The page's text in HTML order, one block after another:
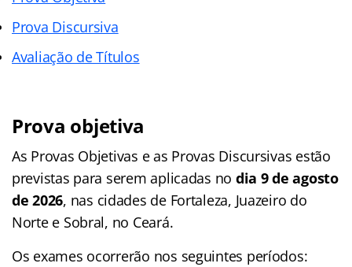
Prova Discursiva
Avaliação de Títulos
Prova objetiva
As Provas Objetivas e as Provas Discursivas estão
previstas para serem aplicadas no dia 9 de agosto
de 2026, nas cidades de Fortaleza, Juazeiro do
Norte e Sobral, no Ceará.
Os exames ocorrerão nos seguintes períodos: